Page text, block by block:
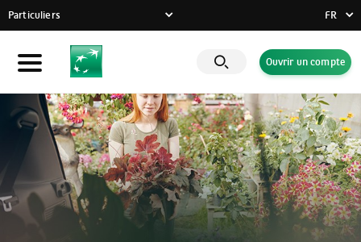
Particuliers
Particuliers
Entreprises
Banque Privée
Engagements RSE
Actualités
Solutions innovantes
FR
FR
DE
EN
Ouvrir un compte